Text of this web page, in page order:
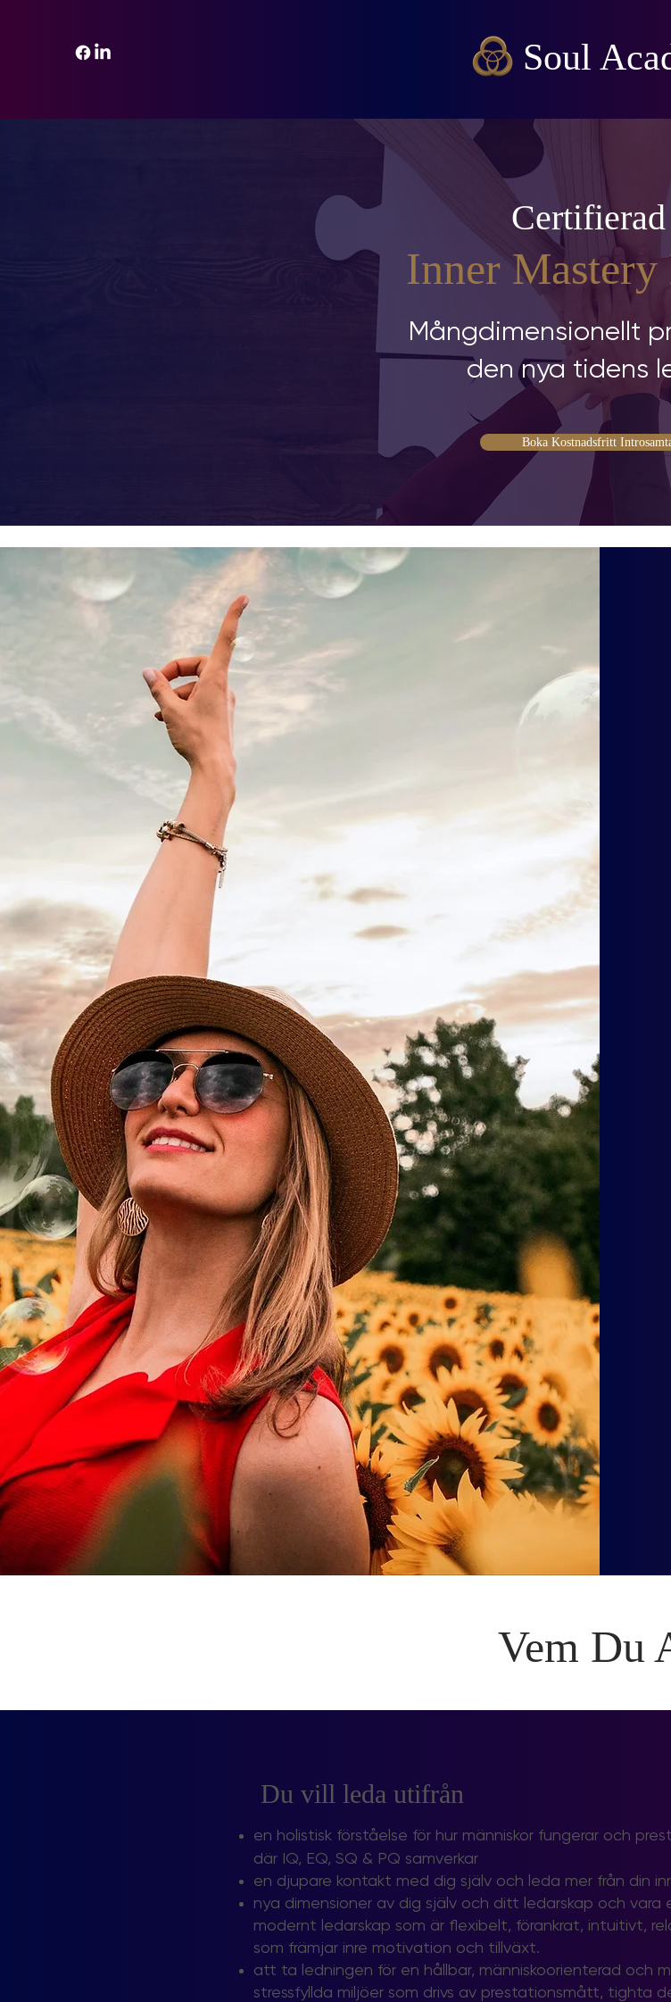
Soul
Certifierad
Inner Mastery
Boka Kostnadsfritt
Mångdimensionellt
den nya tidens
Vem Du
Du vill leda utifrån​
​​​en holistisk förståelse för hur människor fungerar och
där IQ, EQ, SQ & PQ samverkar
en djupare kontakt med dig själv och leda mer från din
nya dimensioner av dig själv och ditt ledarskap och
modernt ledarskap som är flexibelt, förankrat, intuitivt,
som främjar inre motivation och tillväxt.
att ta ledningen för en hållbar, människoorienterad och
stressfyllda miljöer som drivs av prestationsmått, tighta